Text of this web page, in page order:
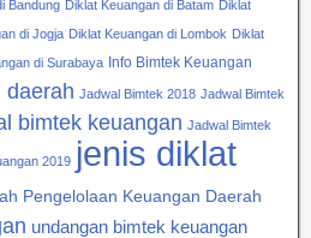
Bandung Diklat Keuangan di Batam Diklat
di Jogja Diklat Keuangan di Lombok Diklat
di Surabaya Info Bimtek Keuangan
daerah Jadwal Bimtek 2018 Jadwal Bimtek
bimtek keuangan Jadwal Bimtek
2019 jenis diklat
Pengelolaan Keuangan Daerah
undangan bimtek keuangan